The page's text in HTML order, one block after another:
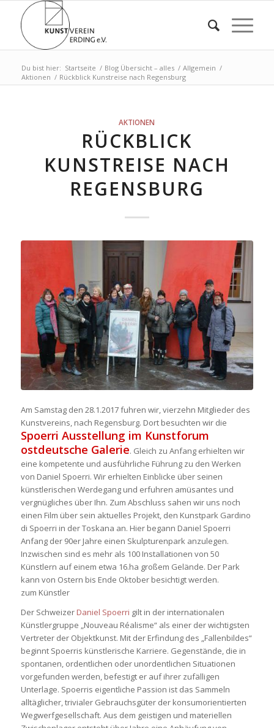
Du bist hier: Startseite / Blog Übersicht – alles / Allgemein /
Aktionen / Rückblick Kunstreise nach Regensburg
AKTIONEN
RÜCKBLICK
KUNSTREISE NACH
REGENSBURG
Am Samstag den 28.1.2017 fuhren wir, vierzehn Mitglieder des
Kunstvereins, nach Regensburg. Dort besuchten wir die
Spoerri Ausstellung im Kunstforum
ostdeutsche Galerie. Gleich zu Anfang erhielten wir
eine kompetente und ausführliche Führung zu den Werken
von Daniel Spoerri. Wir erhielten Einblicke über seinen
künstlerischen Werdegang und erfuhren amüsantes und
vergnügliches über Ihn. Zum Abschluss sahen wir uns noch
einen Film über sein aktuelles Projekt, den Kunstpark Gardino
di Spoerri in der Toskana an. Hier begann Daniel Spoerri
Anfang der 90er Jahre einen Skulpturenpark anzulegen.
Inzwischen sind es mehr als 100 Installationen von 50
Künstlern auf einem etwa 16.ha großem Gelände. Der Park
kann von Ostern bis Ende Oktober besichtigt werden.
zum Künstler
Der SchweizerDaniel Spoerri gilt in der internationalen
Künstlergruppe „Nouveau Réalisme“ als einer der wichtigsten
Vertreter der Objektkunst. Mit der Erfindung des „Fallenbildes“
beginnt Spoerris künstlerische Karriere. Gegenstände, die in
spontanen, ordentlichen oder unordentlichen Situationen
vorgefunden werden, befestigt er auf ihrer zufälligen
Unterlage. Spoerris eigentliche Passion ist das Sammeln
alltäglicher, trivialer Gebrauchsgüter der konsumorientierten
Wegwerfgesellschaft. Aus dem geistigen und materiellen